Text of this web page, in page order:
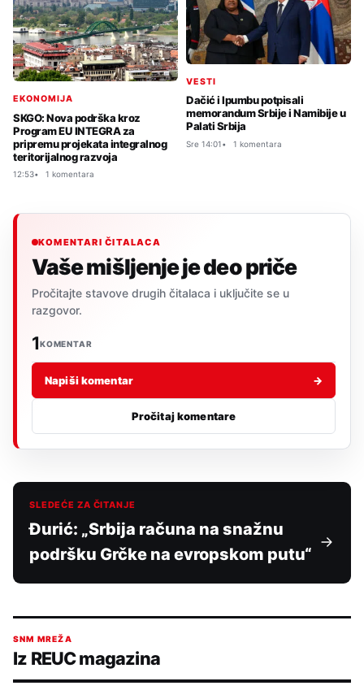
EKONOMIJA
SKGO: Nova podrška kroz
Program EU INTEGRA za
pripremu projekata integralnog
teritorijalnog razvoja
12:53 1 komentara
VESTI
Dačić i Ipumbu potpisali
memorandum Srbije i Namibije u
Palati Srbija
Sre 14:01 1 komentara
KOMENTARI ČITALACA
Vaše mišljenje je deo priče
Pročitajte stavove drugih čitalaca i uključite se u
razgovor.
1KOMENTAR
Napiši komentar →
Pročitaj komentare
SLEDEĆE ZA ČITANJE
Đurić: „Srbija računa na snažnu
podršku Grčke na evropskom putu“
SNM MREŽA
Iz REUC magazina